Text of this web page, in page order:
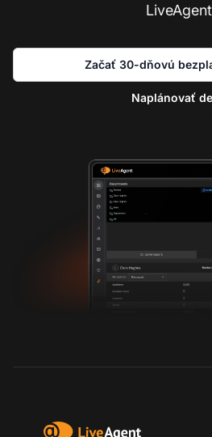
Začať 30-dňovú
Naplánovať